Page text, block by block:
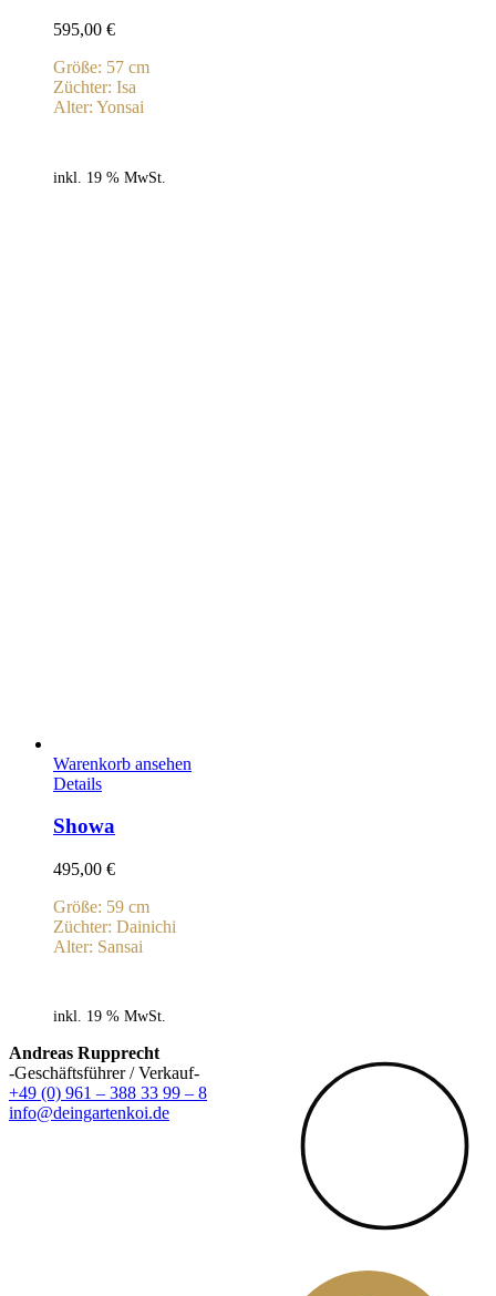
595,00 €
Größe: 57 cm
Züchter: Isa
Alter: Yonsai
inkl. 19 % MwSt.
Warenkorb ansehen
Details
Showa
495,00 €
Größe: 59 cm
Züchter: Dainichi
Alter: Sansai
inkl. 19 % MwSt.
Andreas Rupprecht
-Geschäftsführer / Verkauf-
+49 (0) 961 – 388 33 99 – 8
info@deingartenkoi.de